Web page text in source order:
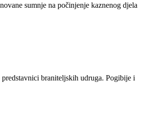
sumnje na počinjenje kaznenog djela
braniteljskih udruga. Pogibije i